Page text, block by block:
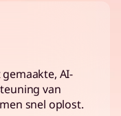
AI-
van
snel oplost.